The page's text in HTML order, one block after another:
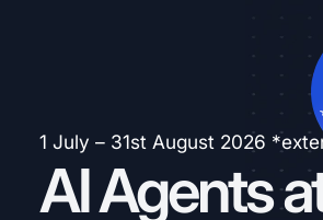
1 July – 31st August 2026
AI Agents